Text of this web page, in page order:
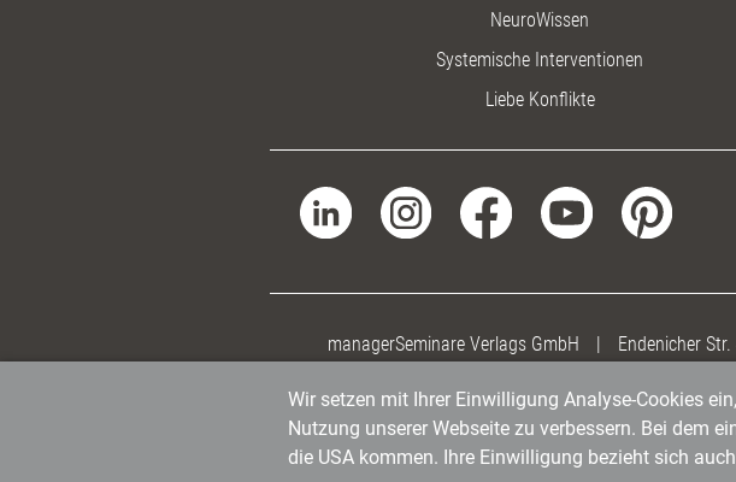
NeuroWissen
Systemische Interventionen
Liebe Konflikte
managerSeminare Verlags GmbH | Endenicher Str.
Wir setzen mit Ihrer Einwilligung Analyse-Cookies
Nutzung unserer Webseite zu verbessern. Bei dem
die USA kommen. Ihre Einwilligung bezieht sich